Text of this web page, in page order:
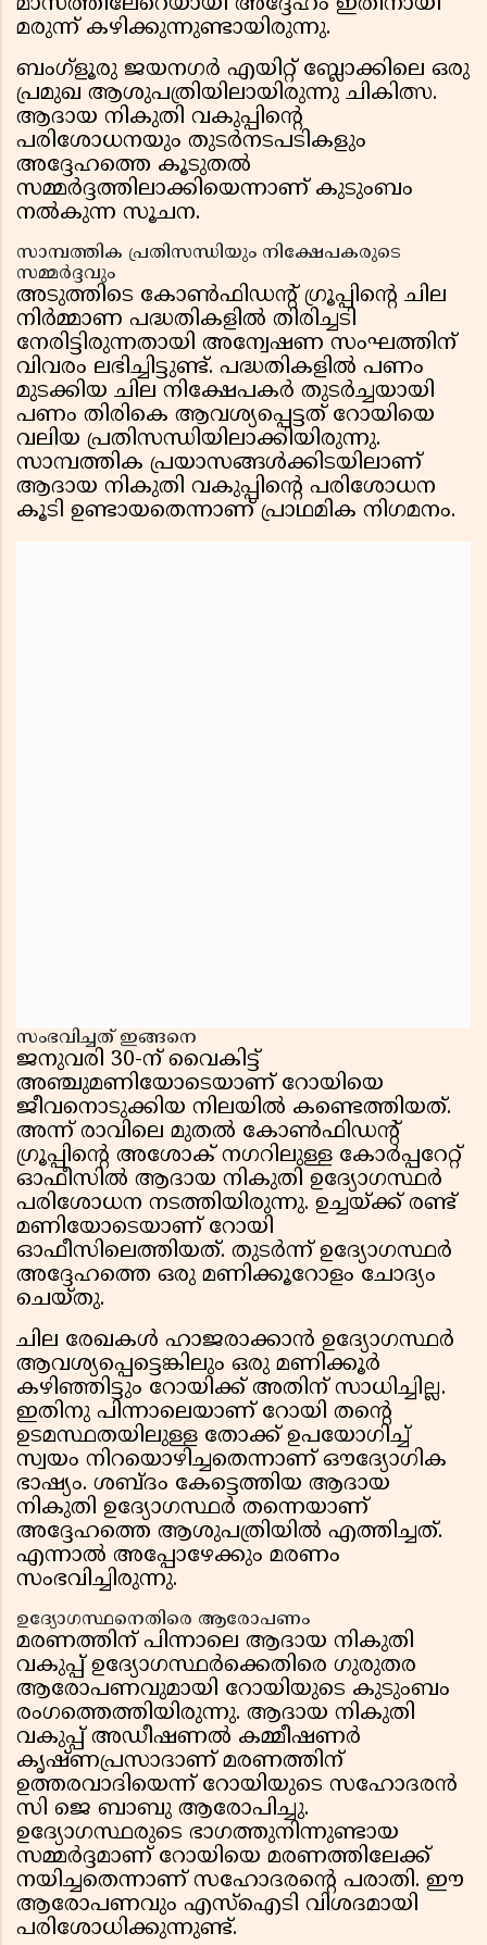
മരുന്ന് കഴിക്കുന്നുണ്ടായിരുന്നു.
ബംഗ്ളൂരു ജയനഗർ എയിറ്റ് ബ്ലോക്കിലെ ഒരു
പ്രമുഖ ആശുപത്രിയിലായിരുന്നു ചികിത്സ.
ആദായ നികുതി വകുപ്പിന്റെ
പരിശോധനയും തുടർനടപടികളും
അദ്ദേഹത്തെ കൂടുതൽ
സമ്മർദ്ദത്തിലാക്കിയെന്നാണ് കുടുംബം
നൽകുന്ന സൂചന.
സാമ്പത്തിക പ്രതിസന്ധിയും നിക്ഷേപകരുടെ
സമ്മർദ്ദവും
അടുത്തിടെ കോൺഫിഡന്റ് ഗ്രൂപ്പിന്റെ ചില
നിർമ്മാണ പദ്ധതികളിൽ തിരിച്ചടി
നേരിട്ടിരുന്നതായി അന്വേഷണ സംഘത്തിന്
വിവരം ലഭിച്ചിട്ടുണ്ട്. പദ്ധതികളിൽ പണം
മുടക്കിയ ചില നിക്ഷേപകർ തുടർച്ചയായി
പണം തിരികെ ആവശ്യപ്പെട്ടത് റോയിയെ
വലിയ പ്രതിസന്ധിയിലാക്കിയിരുന്നു.
സാമ്പത്തിക പ്രയാസങ്ങൾക്കിടയിലാണ്
ആദായ നികുതി വകുപ്പിന്റെ പരിശോധന
കൂടി ഉണ്ടായതെന്നാണ് പ്രാഥമിക നിഗമനം.
സംഭവിച്ചത് ഇങ്ങനെ
ജനുവരി 30-ന് വൈകിട്ട്
അഞ്ചുമണിയോടെയാണ് റോയിയെ
ജീവനൊടുക്കിയ നിലയിൽ കണ്ടെത്തിയത്.
അന്ന് രാവിലെ മുതൽ കോൺഫിഡന്റ്
ഗ്രൂപ്പിന്റെ അശോക് നഗറിലുള്ള കോർപ്പറേറ്റ്
ഓഫീസിൽ ആദായ നികുതി ഉദ്യോഗസ്ഥർ
പരിശോധന നടത്തിയിരുന്നു. ഉച്ചയ്ക്ക് രണ്ട്
മണിയോടെയാണ് റോയി
ഓഫീസിലെത്തിയത്. തുടർന്ന് ഉദ്യോഗസ്ഥർ
അദ്ദേഹത്തെ ഒരു മണിക്കൂറോളം ചോദ്യം
ചെയ്തു.
ചില രേഖകൾ ഹാജരാക്കാൻ ഉദ്യോഗസ്ഥർ
ആവശ്യപ്പെട്ടെങ്കിലും ഒരു മണിക്കൂർ
കഴിഞ്ഞിട്ടും റോയിക്ക് അതിന് സാധിച്ചില്ല.
ഇതിനു പിന്നാലെയാണ് റോയി തന്റെ
ഉടമസ്ഥതയിലുള്ള തോക്ക് ഉപയോഗിച്ച്
സ്വയം നിറയൊഴിച്ചതെന്നാണ് ഔദ്യോഗിക
ഭാഷ്യം. ശബ്ദം കേട്ടെത്തിയ ആദായ
നികുതി ഉദ്യോഗസ്ഥർ തന്നെയാണ്
അദ്ദേഹത്തെ ആശുപത്രിയിൽ എത്തിച്ചത്.
എന്നാൽ അപ്പോഴേക്കും മരണം
സംഭവിച്ചിരുന്നു.
ഉദ്യോഗസ്ഥനെതിരെ ആരോപണം
മരണത്തിന് പിന്നാലെ ആദായ നികുതി
വകുപ്പ് ഉദ്യോഗസ്ഥർക്കെതിരെ ഗുരുതര
ആരോപണവുമായി റോയിയുടെ കുടുംബം
രംഗത്തെത്തിയിരുന്നു. ആദായ നികുതി
വകുപ്പ് അഡീഷണൽ കമ്മീഷണർ
കൃഷ്ണപ്രസാദാണ് മരണത്തിന്
ഉത്തരവാദിയെന്ന് റോയിയുടെ സഹോദരൻ
സി ജെ ബാബു ആരോപിച്ചു.
ഉദ്യോഗസ്ഥരുടെ ഭാഗത്തുനിന്നുണ്ടായ
സമ്മർദ്ദമാണ് റോയിയെ മരണത്തിലേക്ക്
നയിച്ചതെന്നാണ് സഹോദരന്റെ പരാതി. ഈ
ആരോപണവും എസ്ഐടി വിശദമായി
പരിശോധിക്കുന്നുണ്ട്.